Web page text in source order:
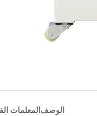
الوصف المعلمات